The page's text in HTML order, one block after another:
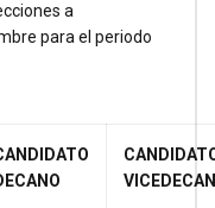
a
para el periodo